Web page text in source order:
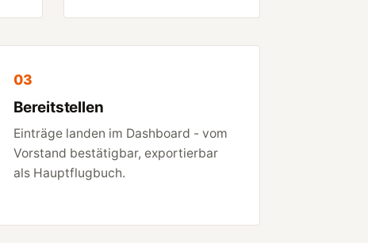
03
Bereitstellen
Einträge landen im Dashboard - vom
Vorstand bestätigbar, exportierbar
als Hauptflugbuch.